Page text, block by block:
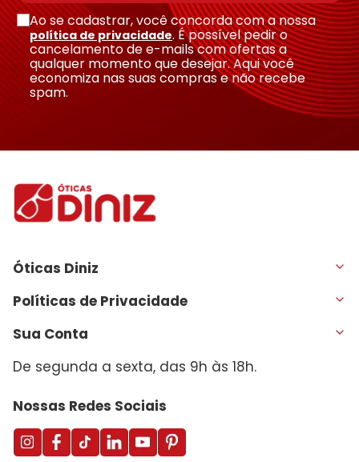
Enviar avaliação
Ao se cadastrar, você concorda com a nossa
política de privacidade. É possível pedir o
cancelamento de e-mails com ofertas a
qualquer momento que desejar. Aqui você
economiza nas suas compras e não recebe
spam.
Óticas Diniz
Políticas de Privacidade
Sua Conta
De segunda a sexta, das 9h às 18h.
Nossas Redes Sociais